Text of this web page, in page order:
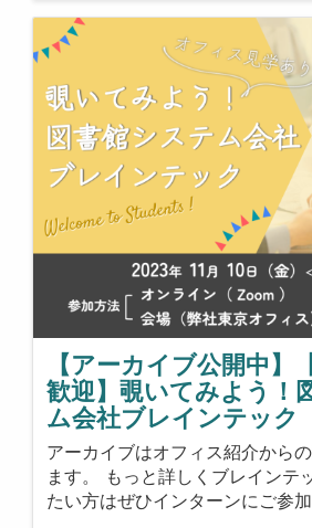
【アーカイブ公開中】
歓迎】覗いてみよう！
ム会社ブレインテック
アーカイブはオフィス紹介から
ます。 もっと詳しくブレインテ
たい方はぜひインターンにご参